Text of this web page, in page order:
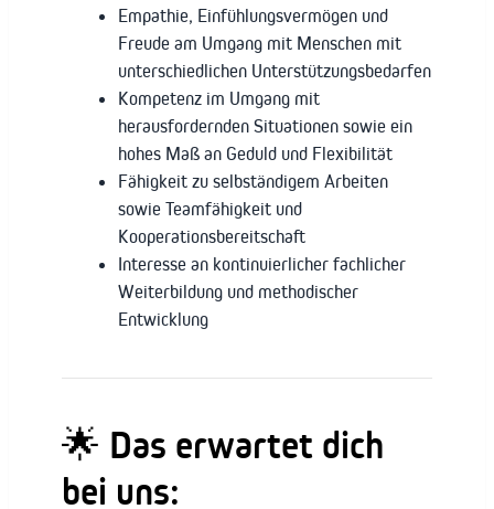
Empathie, Einfühlungsvermögen und
Freude am Umgang mit Menschen mit
unterschiedlichen Unterstützungsbedarfen
Kompetenz im Umgang mit
herausfordernden Situationen sowie ein
hohes Maß an Geduld und Flexibilität
Fähigkeit zu selbständigem Arbeiten
sowie Teamfähigkeit und
Kooperationsbereitschaft
Interesse an kontinuierlicher fachlicher
Weiterbildung und methodischer
Entwicklung
🌟 Das erwartet dich
bei uns: